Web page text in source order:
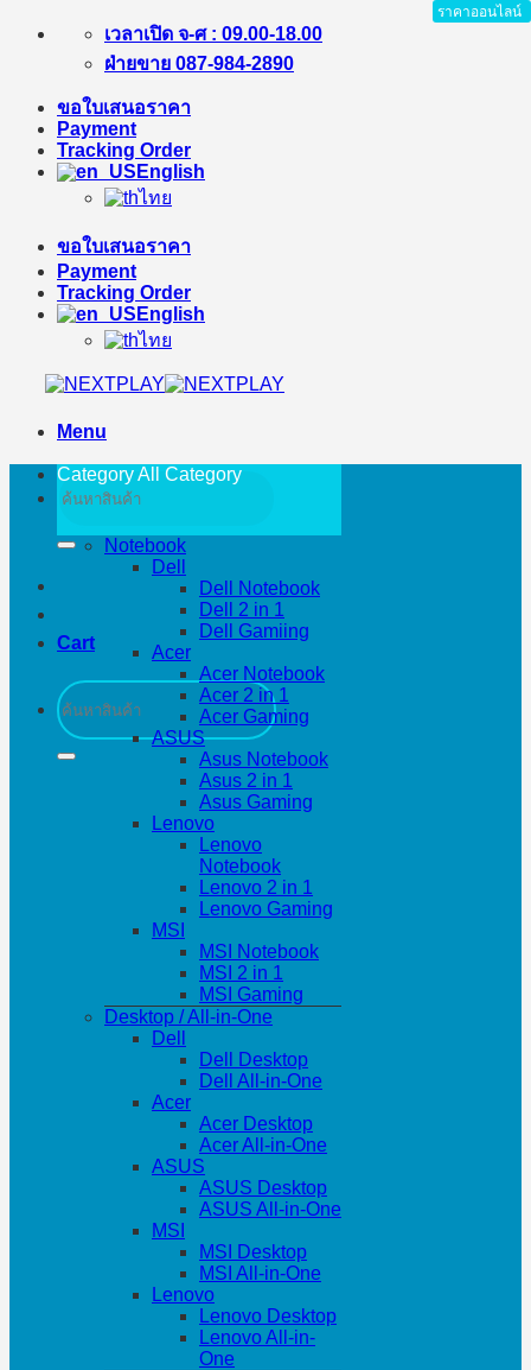
Skip
เวลาเปิด จ-ศ : 09.00-18.00
ฝ่ายขาย 087-984-2890
ขอใบเสนอราคา
Payment
Tracking Order
English
ไทย
ขอใบเสนอราคา
Payment
Tracking Order
English
ไทย
Menu
Search
for:
Cart
Search
for:
Category All Category
Notebook
Dell
Dell Notebook
Dell 2 in 1
Dell Gamiing
Acer
Acer Notebook
Acer 2 in 1
Acer Gaming
ASUS
Asus Notebook
Asus 2 in 1
Asus Gaming
Lenovo
Lenovo
Notebook
Lenovo 2 in 1
Lenovo Gaming
MSI
MSI Notebook
MSI 2 in 1
MSI Gaming
Desktop / All-in-One
Dell
Dell Desktop
Dell All-in-One
Acer
Acer Desktop
Acer All-in-One
ASUS
ASUS Desktop
ASUS All-in-One
MSI
MSI Desktop
MSI All-in-One
Lenovo
Lenovo Desktop
Lenovo All-in-
One
ราคาออนไลน์